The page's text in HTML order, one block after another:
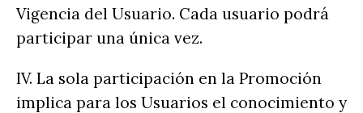
Vigencia del Usuario. Cada usuario podrá
participar una única vez.
IV. La sola participación en la Promoción
implica para los Usuarios el conocimiento y